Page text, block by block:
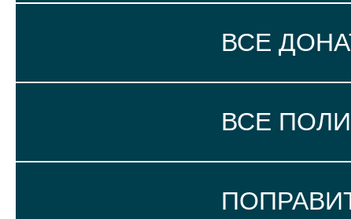
ВСЕ
ВСЕ